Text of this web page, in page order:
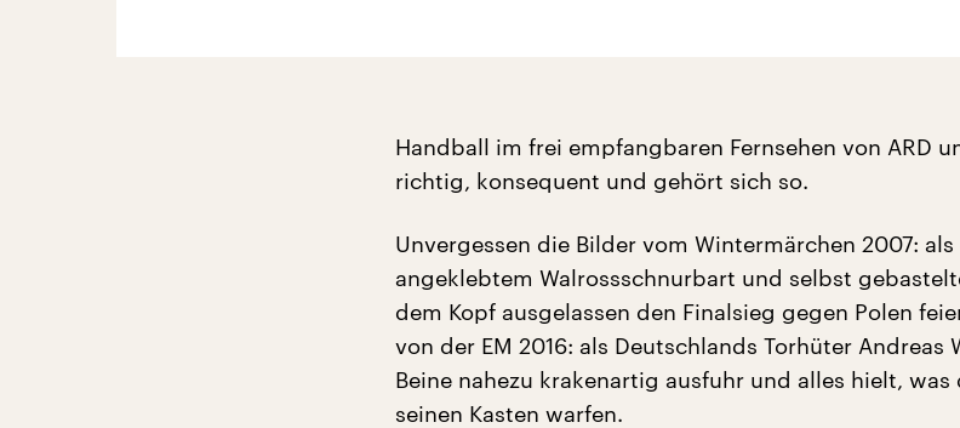
Handball im frei empfangbaren Fernsehen von ARD
richtig, konsequent und gehört sich so.
Unvergessen die Bilder vom Wintermärchen 2007:
angeklebtem Walrossschnurbart und selbst
dem Kopf ausgelassen den Finalsieg gegen Polen
von der EM 2016: als Deutschlands Torhüter Andreas
Beine nahezu krakenartig ausfuhr und alles hielt, was
seinen Kasten warfen.